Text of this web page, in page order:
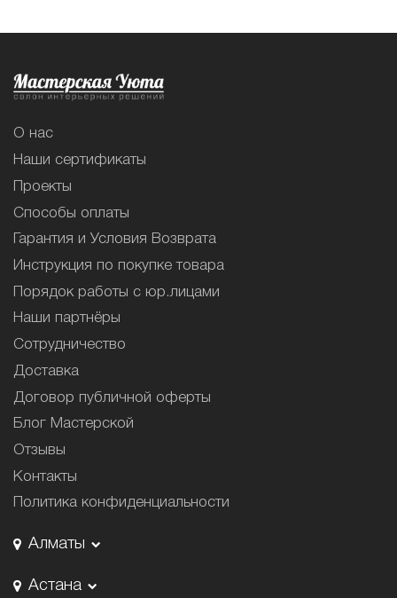
О нас
Наши сертификаты
Проекты
Способы оплаты
Гарантия и Условия Возврата
Инструкция по покупке товара
Порядок работы с юр.лицами
Наши партнёры
Сотрудничество
Доставка
Договор публичной оферты
Блог Мастерской
Отзывы
Контакты
Политика конфиденциальности
Алматы
Астана